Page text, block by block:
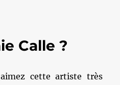
Calle ?
cette artiste très